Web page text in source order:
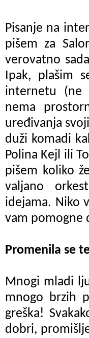
Pisanje na
pišem za
verovatno
Ipak, plašim
internetu (ne
nema
uređivanja
duži komadi
Polina Kejl ili
pišem koliko
valjano
idejama. Niko
vam pomogne
Promenila se
Mnogi mladi
mnogo brzih
greška!
dobri,